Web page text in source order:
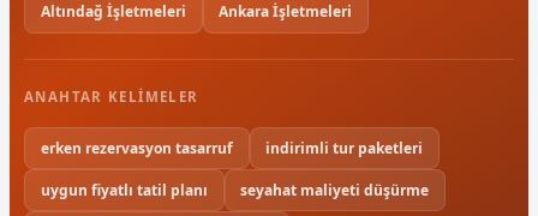
Altındağ İşletmeleri Ankara İşletmeleri
ANAHTAR KELIMELER
erken rezervasyon tasarruf indirimli tur paketleri
uygun fiyatlı tatil planı seyahat maliyeti düşürme